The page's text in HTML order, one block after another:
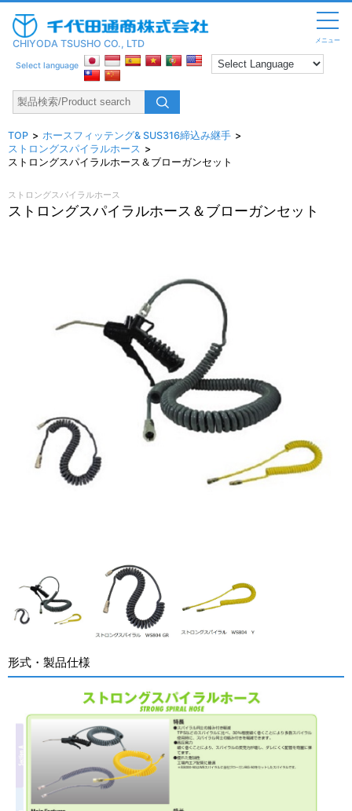
メニュー
CHIYODA TSUSHO CO., LTD
Select language
TOP
ホースフィッテング& SUS316締込み継手
ストロングスパイラルホース
ストロングスパイラルホース＆ブローガンセット
ストロングスパイラルホース
ストロングスパイラルホース＆ブローガンセット
形式・製品仕様